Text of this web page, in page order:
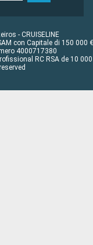
- CRUISELINE
con Capitale di 150 000 €
4000717380
RC RSA de 10 000